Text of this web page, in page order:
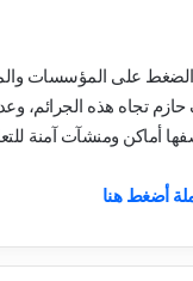
على المؤسسات
حازم تجاه هذه الجرائم،
أماكن ومنشآت آمنة
أضغط هنا